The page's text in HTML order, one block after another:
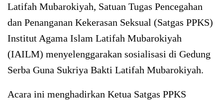
Latifah Mubarokiyah, Satuan Tugas Pencegahan
dan Penanganan Kekerasan Seksual (Satgas PPKS)
Institut Agama Islam Latifah Mubarokiyah
(IAILM) menyelenggarakan sosialisasi di Gedung
Serba Guna Sukriya Bakti Latifah Mubarokiyah.
Acara ini menghadirkan Ketua Satgas PPKS